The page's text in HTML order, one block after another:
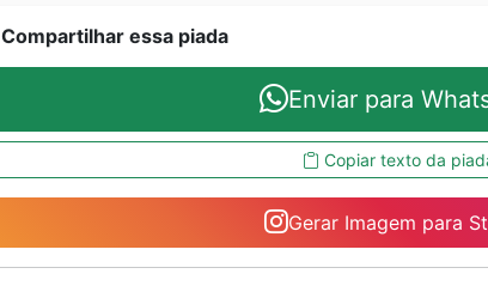
Compartilhar essa piada
Enviar para
Copiar texto da
Gerar Imagem para